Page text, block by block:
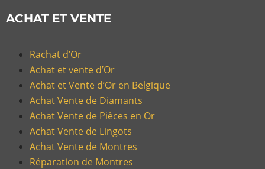
ACHAT ET VENTE
Rachat d’Or
Achat et vente d’Or
Achat et Vente d’Or en Belgique
Achat Vente de Diamants
Achat Vente de Pièces en Or
Achat Vente de Lingots
Achat Vente de Montres
Réparation de Montres